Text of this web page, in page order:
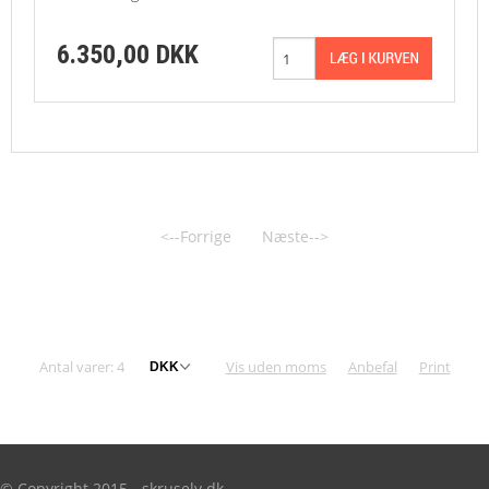
6.350,00 DKK
<--Forrige Næste-->
Antal varer: 4 Vis uden moms Anbefal Print